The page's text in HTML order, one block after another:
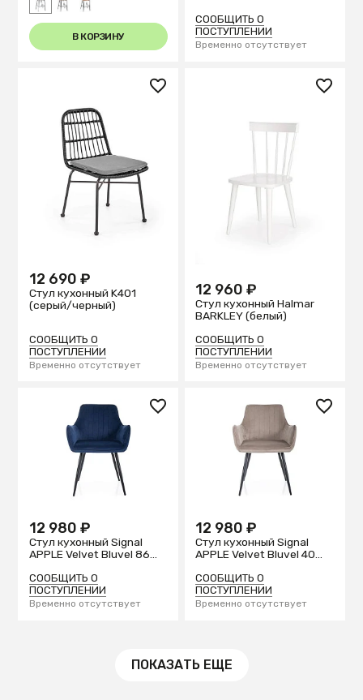
В КОРЗИНУ
СООБЩИТЬ О
ПОСТУПЛЕНИИ
Временно отсутствует
12 690 ₽
Стул кухонный K401
(серый/черный)
СООБЩИТЬ О
ПОСТУПЛЕНИИ
Временно отсутствует
12 960 ₽
Стул кухонный Halmar
BARKLEY (белый)
СООБЩИТЬ О
ПОСТУПЛЕНИИ
Временно отсутствует
12 980 ₽
Стул кухонный Signal
APPLE Velvet Bluvel 86
СООБЩИТЬ О
ПОСТУПЛЕНИИ
Временно отсутствует
12 980 ₽
Стул кухонный Signal
APPLE Velvet Bluvel 40
черный)
СООБЩИТЬ О
ПОСТУПЛЕНИИ
Временно отсутствует
ПОКАЗАТЬ ЕЩЕ